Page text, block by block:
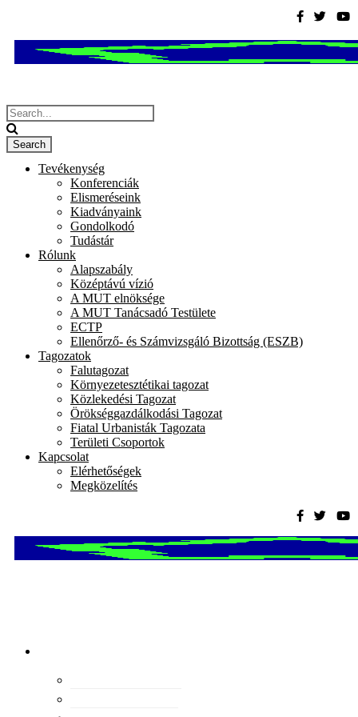
Tevékenység
Konferenciák
Elismeréseink
Kiadványaink
Gondolkodó
Tudástár
Rólunk
Alapszabály
Középtávú vízió
A MUT elnöksége
A MUT Tanácsadó Testülete
ECTP
Ellenőrző- és Számvizsgáló Bizottság (ESZB)
Tagozatok
Falutagozat
Környezetesztétikai tagozat
Közlekedési Tagozat
Örökséggazdálkodási Tagozat
Fiatal Urbanisták Tagozata
Területi Csoportok
Kapcsolat
Elérhetőségek
Megközelítés